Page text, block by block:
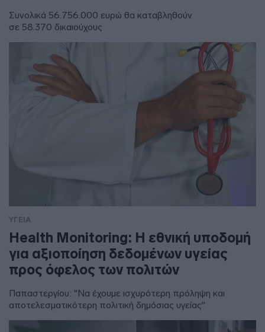
Συνολικά 56.756.000 ευρώ θα καταβληθούν
σε 58.370 δικαιούχους
ΥΓΕΙΑ
Health Monitoring: Η εθνική υποδομή
για αξιοποίηση δεδομένων υγείας
προς όφελος των πολιτών
Παπαστεργίου: "Να έχουμε ισχυρότερη πρόληψη και
αποτελεσματικότερη πολιτική δημόσιας υγείας"